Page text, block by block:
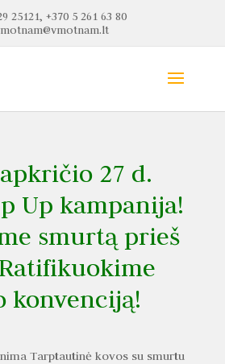
25121, +370 5 261 63 80
27 d.
Up kampanija!
smurtą prieš
konvenciją!
Tarptautinė kovos su smurtu